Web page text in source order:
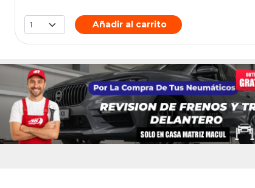
Añadir al carrito